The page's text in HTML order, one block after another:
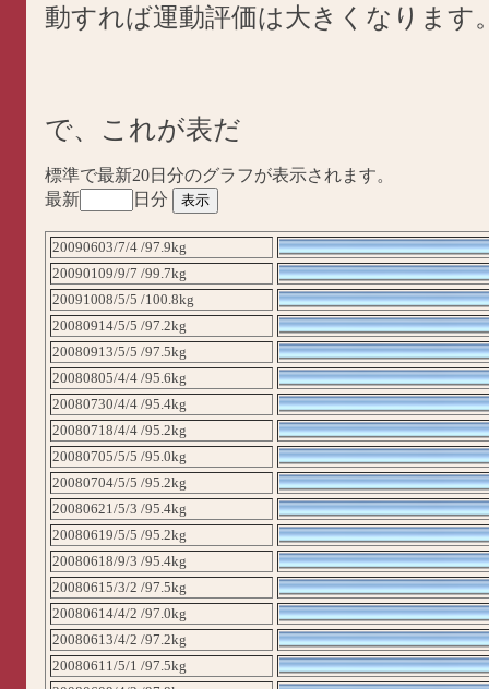
動すれば運動評価は大きくなります
で、これが表だ
標準で最新20日分のグラフが表示されます。
最新
日分
20090603/7/4 /97.9kg
20090109/9/7 /99.7kg
20091008/5/5 /100.8kg
20080914/5/5 /97.2kg
20080913/5/5 /97.5kg
20080805/4/4 /95.6kg
20080730/4/4 /95.4kg
20080718/4/4 /95.2kg
20080705/5/5 /95.0kg
20080704/5/5 /95.2kg
20080621/5/3 /95.4kg
20080619/5/5 /95.2kg
20080618/9/3 /95.4kg
20080615/3/2 /97.5kg
20080614/4/2 /97.0kg
20080613/4/2 /97.2kg
20080611/5/1 /97.5kg